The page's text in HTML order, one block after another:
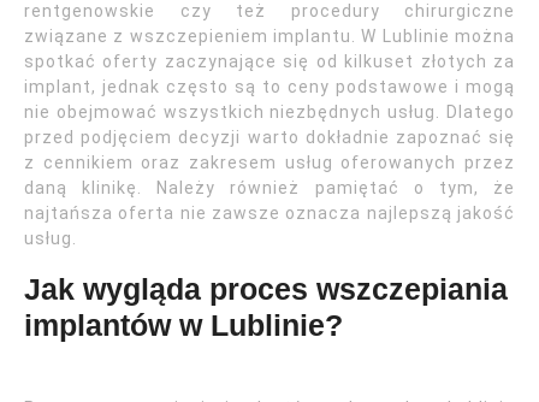
rentgenowskie czy też procedury chirurgiczne
związane z wszczepieniem implantu. W Lublinie można
spotkać oferty zaczynające się od kilkuset złotych za
implant, jednak często są to ceny podstawowe i mogą
nie obejmować wszystkich niezbędnych usług. Dlatego
przed podjęciem decyzji warto dokładnie zapoznać się
z cennikiem oraz zakresem usług oferowanych przez
daną klinikę. Należy również pamiętać o tym, że
najtańsza oferta nie zawsze oznacza najlepszą jakość
usług.
Jak wygląda proces wszczepiania
implantów w Lublinie?